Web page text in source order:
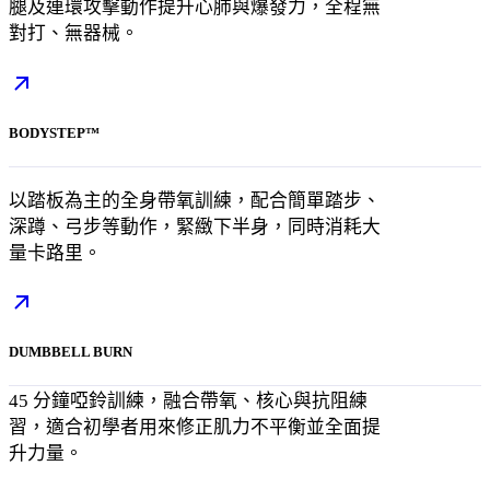
腿及連環攻擊動作提升心肺與爆發力，全程無
對打、無器械。
BODYSTEP™
以踏板為主的全身帶氧訓練，配合簡單踏步、
深蹲、弓步等動作，緊緻下半身，同時消耗大
量卡路里。
DUMBBELL BURN
45 分鐘啞鈴訓練，融合帶氧、核心與抗阻練
習，適合初學者用來修正肌力不平衡並全面提
升力量。